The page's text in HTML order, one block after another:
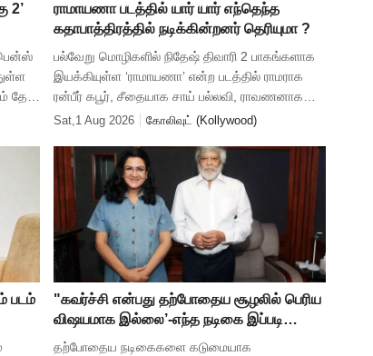
2’
பென்ஸ்
தேதி
ராமாயணா படத்தில் யார் யார் எந்தெந்த
கதாபாத்திரத்தில் நடிக்கின்றனர் தெரியுமா ?
பல்வேறு மொழிகளில் நிதேஷ் திவாரி 2 பாகங்களாக
இயக்கியுள்ள ‘ராமாயணா’ என்ற படத்தில் ராமராக
ரன்பீர் கபூர், சீதையாக சாய் பல்லவி, ராவணனாக
யஷ், மண்டோதரியாக காஜல் அகர்வால், தசரத
Sat,1 Aug 2026 கோலிவுட் (Kollywood)
படம்
"கவர்ச்சி என்பது தற்போதைய சூழலில் பெரிய
விஷயமாக இல்லை’-எந்த நடிகை இப்படி
கூறுகிறார் தெரியுமா ?
தற்போதைய நடிகைகளை கடுமையாக